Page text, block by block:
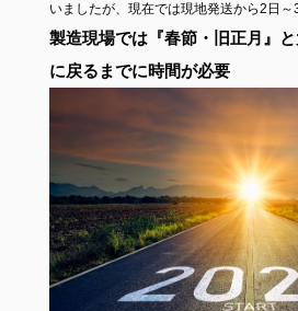
いましたが、現在では現地発送から2日～
製造現場では『春節・旧正月』
に戻るまでに時間が必要